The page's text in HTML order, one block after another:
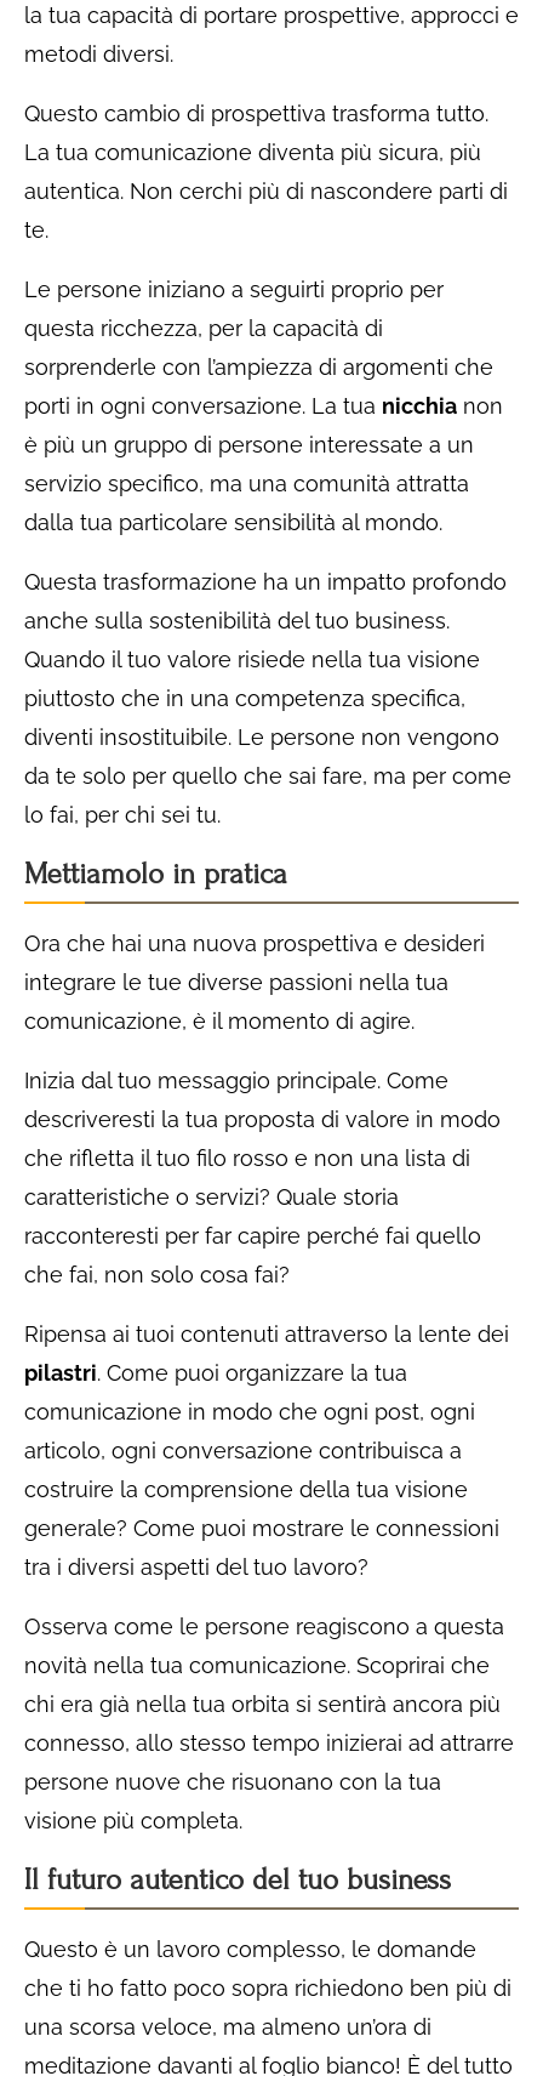
la tua capacità di portare prospettive, approcci e
metodi diversi.
Questo cambio di prospettiva trasforma tutto.
La tua comunicazione diventa più sicura, più
autentica. Non cerchi più di nascondere parti di
te.
Le persone iniziano a seguirti proprio per
questa ricchezza, per la capacità di
sorprenderle con l’ampiezza di argomenti che
porti in ogni conversazione. La tua nicchia non
è più un gruppo di persone interessate a un
servizio specifico, ma una comunità attratta
dalla tua particolare sensibilità al mondo.
Questa trasformazione ha un impatto profondo
anche sulla sostenibilità del tuo business.
Quando il tuo valore risiede nella tua visione
piuttosto che in una competenza specifica,
diventi insostituibile. Le persone non vengono
da te solo per quello che sai fare, ma per come
lo fai, per chi sei tu.
Mettiamolo in pratica
Ora che hai una nuova prospettiva e desideri
integrare le tue diverse passioni nella tua
comunicazione, è il momento di agire.
Inizia dal tuo messaggio principale. Come
descriveresti la tua proposta di valore in modo
che rifletta il tuo filo rosso e non una lista di
caratteristiche o servizi? Quale storia
racconteresti per far capire perché fai quello
che fai, non solo cosa fai?
Ripensa ai tuoi contenuti attraverso la lente dei
pilastri. Come puoi organizzare la tua
comunicazione in modo che ogni post, ogni
articolo, ogni conversazione contribuisca a
costruire la comprensione della tua visione
generale? Come puoi mostrare le connessioni
tra i diversi aspetti del tuo lavoro?
Osserva come le persone reagiscono a questa
novità nella tua comunicazione. Scoprirai che
chi era già nella tua orbita si sentirà ancora più
connesso, allo stesso tempo inizierai ad attrarre
persone nuove che risuonano con la tua
visione più completa.
Il futuro autentico del tuo business
Questo è un lavoro complesso, le domande
che ti ho fatto poco sopra richiedono ben più di
una scorsa veloce, ma almeno un’ora di
meditazione davanti al foglio bianco! È del tutto